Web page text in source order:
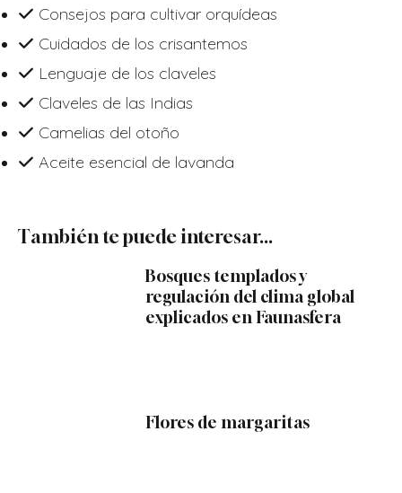
Consejos para cultivar orquídeas
Cuidados de los crisantemos
Lenguaje de los claveles
Claveles de las Indias
Camelias del otoño
Aceite esencial de lavanda
También te puede interesar...
Bosques templados y
regulación del clima global
explicados en Faunasfera
Flores de margaritas